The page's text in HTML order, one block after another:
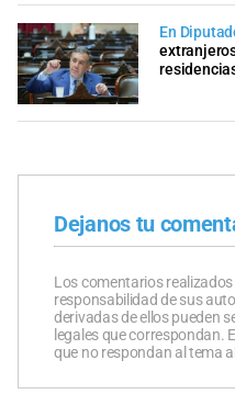
En
Dejanos tu
Los comentarios
responsabilidad de sus
derivadas de ellos pueden
legales que correspondan.
que no respondan al tema